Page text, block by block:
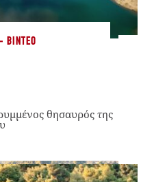
ΒΊΝΤΕΟ
θησαυρός της